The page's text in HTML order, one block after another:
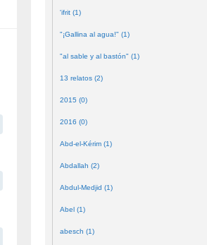
'ifrit (1)
"¡Gallina al agua!" (1)
"al sable y al bastón" (1)
13 relatos (2)
2015 (0)
2016 (0)
Abd-el-Kérim (1)
Abdallah (2)
Abdul-Medjid (1)
Abel (1)
abesch (1)